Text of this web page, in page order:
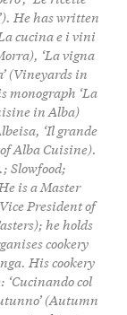
He has written
cucina e i vini
‘La vigna
(Vineyards in
monograph ‘La
in Alba)
‘Il grande
Alba Cuisine).
Slowfood;
is a Master
President of
he holds
cookery
His cookery
‘Cucinando col
(Autumn